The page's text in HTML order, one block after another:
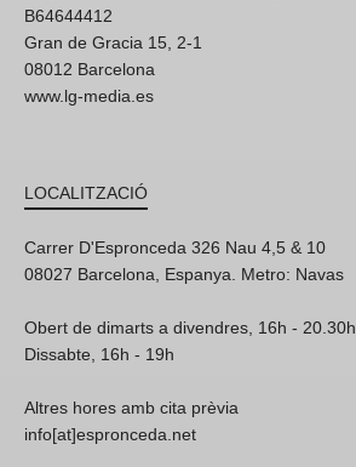
B64644412
Gran de Gracia 15, 2-1
08012 Barcelona
www.lg-media.es
LOCALITZACIÓ
Carrer D'Espronceda 326 Nau 4,5 & 10
08027 Barcelona, Espanya. Metro: Navas
Obert de dimarts a divendres, 16h - 20.30h
Dissabte, 16h - 19h
Altres hores amb cita prèvia
info[at]espronceda.net